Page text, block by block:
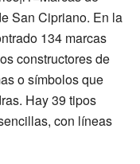
San Cipriano. En la
134 marcas
constructores de
o símbolos que
Hay 39 tipos
con líneas